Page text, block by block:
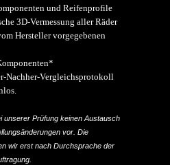
und Reifenprofile
3D-Vermessung aller Räder
Hersteller vorgegebenen
Nachher-Vergleichsprotokoll
unserer Prüfung keinen Austausch
vor. Die
wir erst nach Durchsprache der